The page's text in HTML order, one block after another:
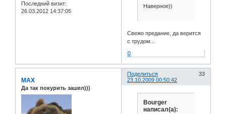
Последний визит:
26.03.2012 14:37:05
Наверное))
Свежо предание, да верится
с трудом...
0
Поделиться
33
23.10.2009 00:50:42
MAX
Да так покурить зашел)))
Bourger
написал(а):